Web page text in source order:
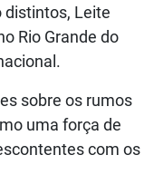
distintos, Leite
Rio Grande do
sobre os rumos
uma força de
com os